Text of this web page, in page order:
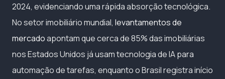
2024, evidenciando uma rápida absorção tecnológica.
No setor imobiliário mundial, levantamentos de
mercadoapontam que cerca de 85% das imobiliárias
nos Estados Unidos já usam tecnologia de IA para
automação de tarefas, enquanto o Brasil registra início